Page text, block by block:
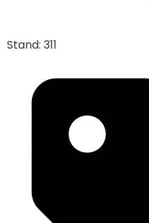
Stand: 311